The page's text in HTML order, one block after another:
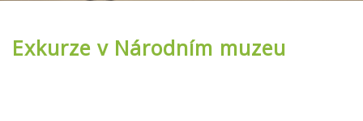
Exkurze v Národním muzeu